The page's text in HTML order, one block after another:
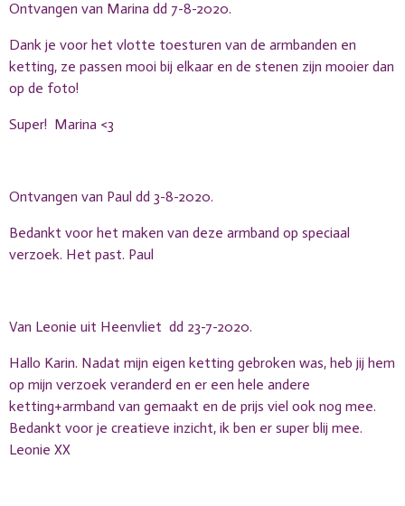
Ontvangen van Marina dd 7-8-2020.
Dank je voor het vlotte toesturen van de armbanden en
ketting, ze passen mooi bij elkaar en de stenen zijn mooier dan
op de foto!
Super! Marina <3
Ontvangen van Paul dd 3-8-2020.
Bedankt voor het maken van deze armband op speciaal
verzoek. Het past. Paul
Van Leonie uit Heenvliet dd 23-7-2020.
Hallo Karin. Nadat mijn eigen ketting gebroken was, heb jij hem
op mijn verzoek veranderd en er een hele andere
ketting+armband van gemaakt en de prijs viel ook nog mee.
Bedankt voor je creatieve inzicht, ik ben er super blij mee.
Leonie XX